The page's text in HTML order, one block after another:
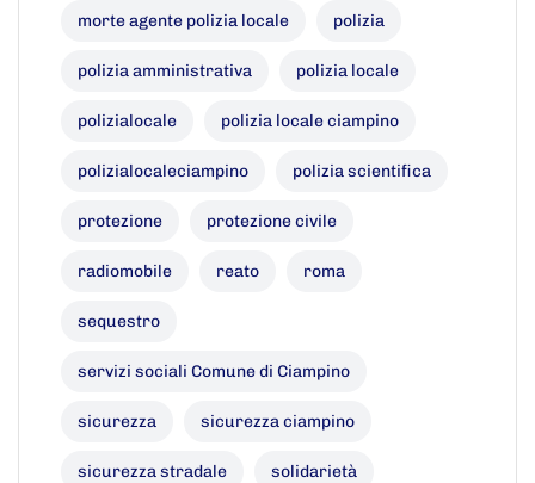
morte agente polizia locale polizia
polizia amministrativa polizia locale
polizialocale polizia locale ciampino
polizialocaleciampino polizia scientifica
protezione protezione civile
radiomobile reato roma
sequestro
servizi sociali Comune di Ciampino
sicurezza sicurezza ciampino
sicurezza stradale solidarietà